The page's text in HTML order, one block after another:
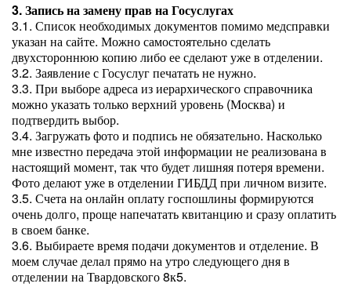
3. Запись на замену прав на Госуслугах
3.1. Список необходимых документов помимо медсправки
указан на сайте. Можно самостоятельно сделать
двухстороннюю копию либо ее сделают уже в отделении.
3.2. Заявление с Госуслуг печатать не нужно.
3.3. При выборе адреса из иерархического справочника
можно указать только верхний уровень (Москва) и
подтвердить выбор.
3.4. Загружать фото и подпись не обязательно. Насколько
мне известно передача этой информации не реализована в
настоящий момент, так что будет лишняя потеря времени.
Фото делают уже в отделении ГИБДД при личном визите.
3.5. Счета на онлайн оплату госпошлины формируются
очень долго, проще напечатать квитанцию и сразу оплатить
в своем банке.
3.6. Выбираете время подачи документов и отделение. В
моем случае делал прямо на утро следующего дня в
отделении на Твардовского 8к5.